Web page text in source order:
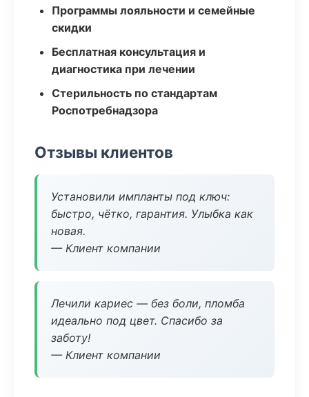
Программы лояльности и семейные
скидки
Бесплатная консультация и
диагностика при лечении
Стерильность по стандартам
Роспотребнадзора
Отзывы клиентов
Установили импланты под ключ:
быстро, чётко, гарантия. Улыбка как
новая.
— Клиент компании
Лечили кариес — без боли, пломба
идеально под цвет. Спасибо за
заботу!
— Клиент компании